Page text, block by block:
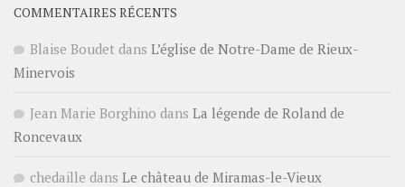
COMMENTAIRES RÉCENTS
Blaise Boudet dans L’église de Notre-Dame de Rieux-
Minervois
Jean Marie Borghino dans La légende de Roland de
Roncevaux
chedaille dans Le château de Miramas-le-Vieux